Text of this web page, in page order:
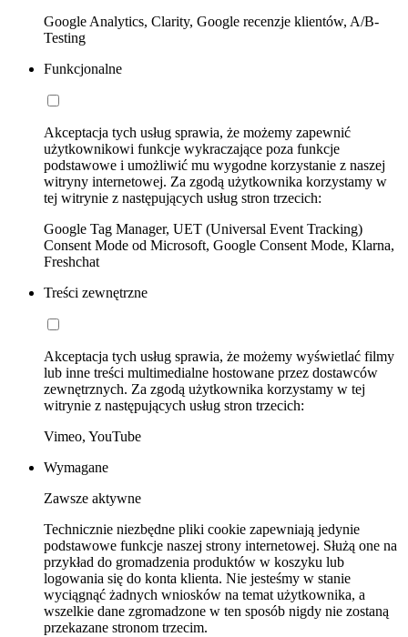
Google Analytics, Clarity, Google recenzje klientów, A/B-
Testing
Funkcjonalne
Akceptacja tych usług sprawia, że możemy zapewnić
użytkownikowi funkcje wykraczające poza funkcje
podstawowe i umożliwić mu wygodne korzystanie z naszej
witryny internetowej. Za zgodą użytkownika korzystamy w
tej witrynie z następujących usług stron trzecich:
Google Tag Manager, UET (Universal Event Tracking)
Consent Mode od Microsoft, Google Consent Mode, Klarna,
Freshchat
Treści zewnętrzne
Akceptacja tych usług sprawia, że możemy wyświetlać filmy
lub inne treści multimedialne hostowane przez dostawców
zewnętrznych. Za zgodą użytkownika korzystamy w tej
witrynie z następujących usług stron trzecich:
Vimeo, YouTube
Wymagane
Zawsze aktywne
Technicznie niezbędne pliki cookie zapewniają jedynie
podstawowe funkcje naszej strony internetowej. Służą one na
przykład do gromadzenia produktów w koszyku lub
logowania się do konta klienta. Nie jesteśmy w stanie
wyciągnąć żadnych wniosków na temat użytkownika, a
wszelkie dane zgromadzone w ten sposób nigdy nie zostaną
przekazane stronom trzecim.